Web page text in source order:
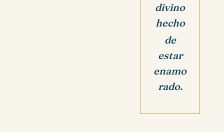
divino
hecho
de
estar
enamo
rado.